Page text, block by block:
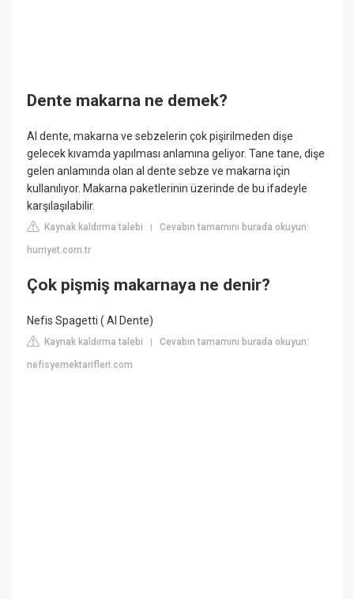
Dente makarna ne demek?
Al dente, makarna ve sebzelerin çok pişirilmeden dişe
gelecek kıvamda yapılması anlamına geliyor. Tane tane, dişe
gelen anlamında olan al dente sebze ve makarna için
kullanılıyor. Makarna paketlerinin üzerinde de bu ifadeyle
karşılaşılabilir.
Kaynak kaldırma talebi |Cevabın tamamını burada okuyun:
hurriyet.com.tr
Çok pişmiş makarnaya ne denir?
Nefis Spagetti ( Al Dente)
Kaynak kaldırma talebi |Cevabın tamamını burada okuyun:
nefisyemektarifleri.com